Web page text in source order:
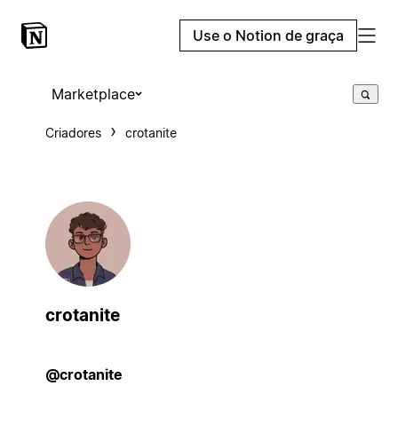
Use o Notion de graça
Marketplace
Criadores crotanite
crotanite
@crotanite